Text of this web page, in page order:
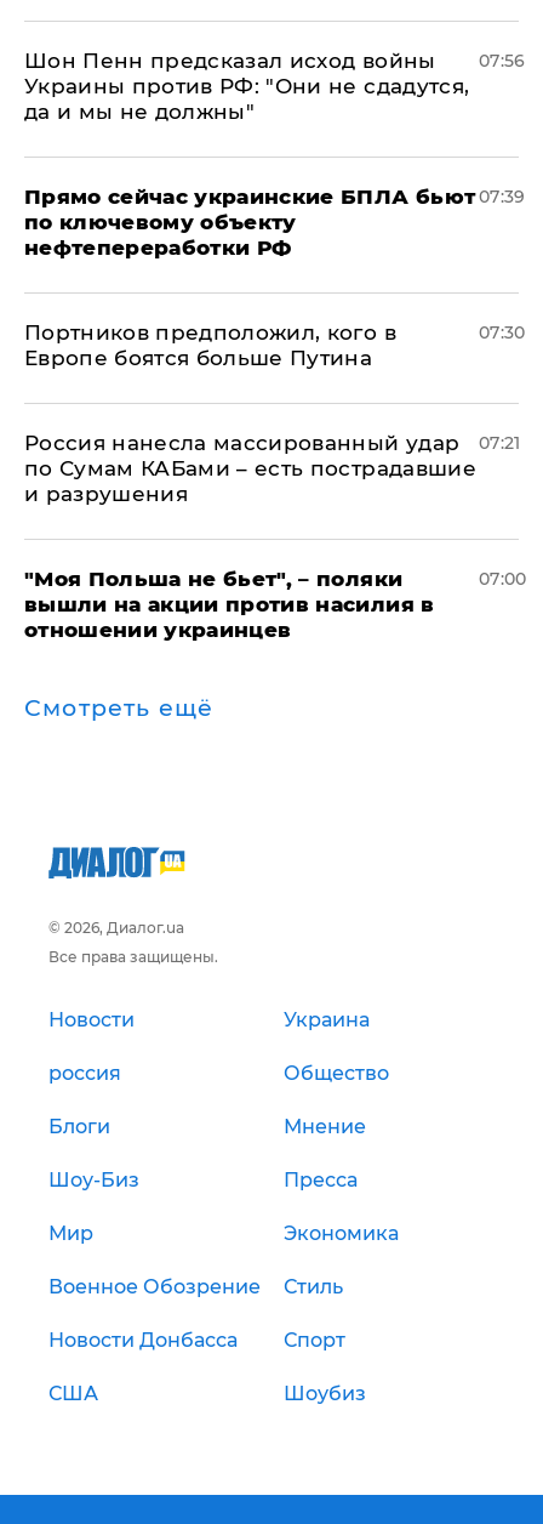
Шон Пенн предсказал исход войны
Украины против РФ: "Они не сдадутся,
да и мы не должны"
07:56
Прямо сейчас украинские БПЛА бьют
по ключевому объекту
нефтепереработки РФ
07:39
Портников предположил, кого в
Европе боятся больше Путина
07:30
Россия нанесла массированный удар
по Сумам КАБами – есть пострадавшие
и разрушения
07:21
"Моя Польша не бьет", – поляки
вышли на акции против насилия в
отношении украинцев
07:00
Смотреть ещё
© 2026, Диалог.ua
Все права защищены.
Новости Украина
россия Общество
Блоги Мнение
Шоу-Биз Пресса
Мир Экономика
Военное Обозрение Стиль
Новости Донбасса Спорт
США Шоубиз